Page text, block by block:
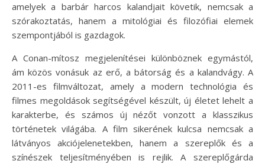
amelyek a barbár harcos kalandjait követik, nemcsak a
szórakoztatás, hanem a mitológiai és filozófiai elemek
szempontjából is gazdagok.
A Conan-mítosz megjelenítései különböznek egymástól,
ám közös vonásuk az erő, a bátorság és a kalandvágy. A
2011-es filmváltozat, amely a modern technológia és
filmes megoldások segítségével készült, új életet lehelt a
karakterbe, és számos új nézőt vonzott a klasszikus
történetek világába. A film sikerének kulcsa nemcsak a
látványos akciójelenetekben, hanem a szereplők és a
színészek teljesítményében is rejlik. A szereplőgárda